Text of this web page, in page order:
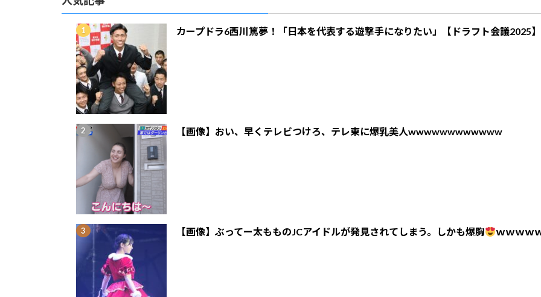
カープドラ6西川篤夢！「日本を代表する遊撃手になりたい」【ドラフト会議2025】
【画像】おい、早くテレビつけろ、テレ東に爆乳美人wwwwwwwwwwww
【画像】ぶってー太もものJCアイドルが発見されてしまう。しかも爆胸 ｗｗｗｗ